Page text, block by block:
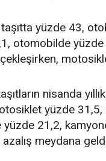
taşıtta yüzde 43,
otomobilde
nisanda
yüzde
21,2,
meydana